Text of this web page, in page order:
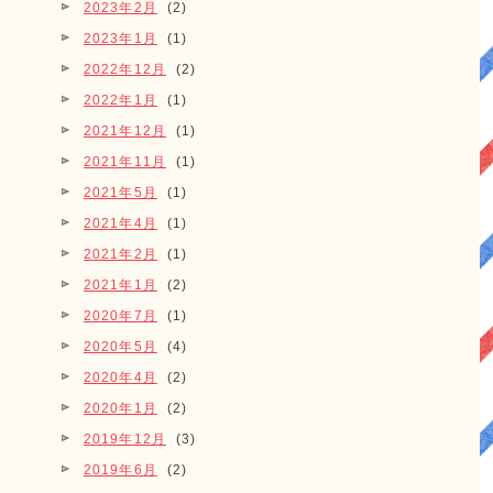
2023年2月
(2)
2023年1月
(1)
2022年12月
(2)
2022年1月
(1)
2021年12月
(1)
2021年11月
(1)
2021年5月
(1)
2021年4月
(1)
2021年2月
(1)
2021年1月
(2)
2020年7月
(1)
2020年5月
(4)
2020年4月
(2)
2020年1月
(2)
2019年12月
(3)
2019年6月
(2)